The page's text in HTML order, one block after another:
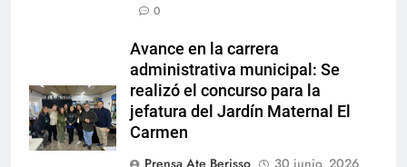
0
Avance en la carrera
administrativa municipal: Se
realizó el concurso para la
jefatura del Jardín Maternal El
Carmen